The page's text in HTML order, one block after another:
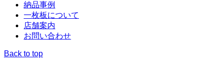
納品事例
一枚板について
店舗案内
お問い合わせ
Back to top